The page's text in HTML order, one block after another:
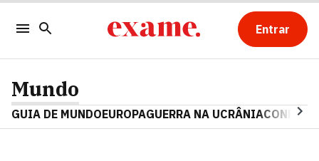
Entrar
Mundo
GUIA DE MUNDOEUROPAGUERRA NA UCRÂNIA